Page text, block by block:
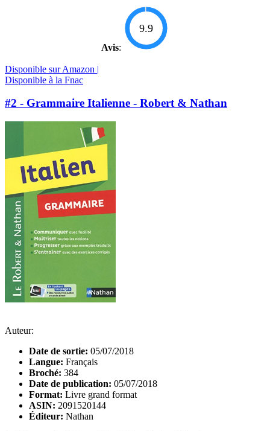
Avis:
9.9
Disponible sur Amazon |
Disponible à la Fnac
#2 - Grammaire Italienne - Robert & Nathan
Auteur:
Date de sortie: 05/07/2018
Langue: Français
Broché: 384
Date de publication: 05/07/2018
Format: Livre grand format
ASIN: 2091520144
Éditeur: Nathan